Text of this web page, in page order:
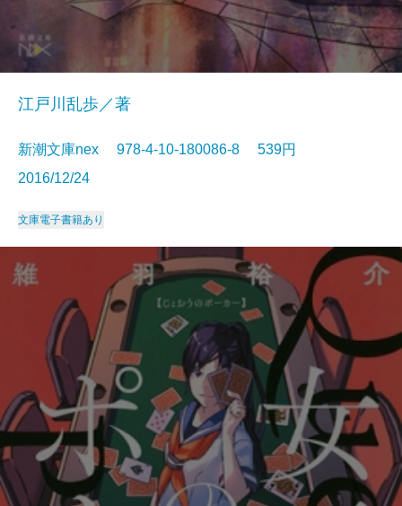
江戸川乱歩／著
新潮文庫nex 978-4-10-180086-8 539円
2016/12/24
文庫電子書籍あり